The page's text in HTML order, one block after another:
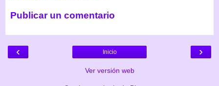
Publicar un comentario
‹ ›
Inicio
Ver versión web